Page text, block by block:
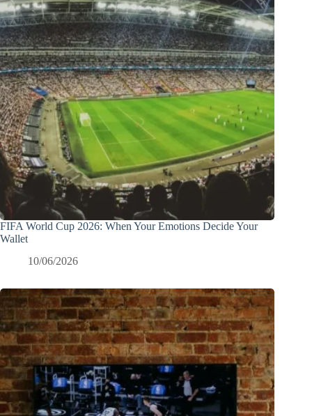
FIFA World Cup 2026: When Your Emotions Decide Your
Wallet
10/06/2026